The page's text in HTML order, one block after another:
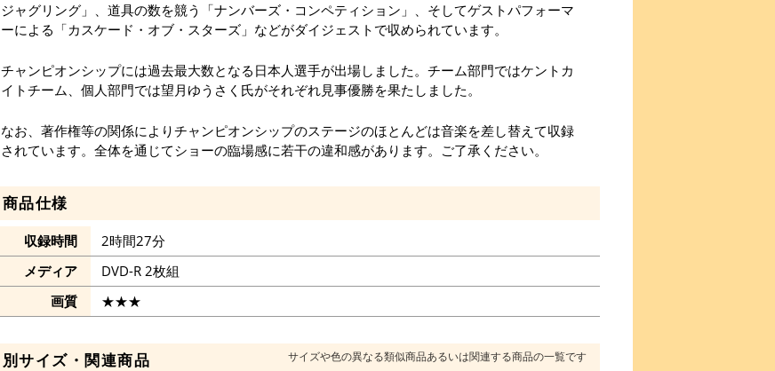
ジャグリング」、道具の数を競う「ナンバーズ・コンペティション」、そしてゲストパフォーマ
ーによる「カスケード・オブ・スターズ」などがダイジェストで収められています。
チャンピオンシップには過去最大数となる日本人選手が出場しました。チーム部門ではケントカ
イトチーム、個人部門では望月ゆうさく氏がそれぞれ見事優勝を果たしました。
なお、著作権等の関係によりチャンピオンシップのステージのほとんどは音楽を差し替えて収録
されています。全体を通じてショーの臨場感に若干の違和感があります。ご了承ください。
商品仕様
収録時間
2時間27分
メディア
DVD-R 2枚組
画質
★★★
別サイズ・関連商品 サイズや色の異なる類似商品あるいは関連する商品の一覧です